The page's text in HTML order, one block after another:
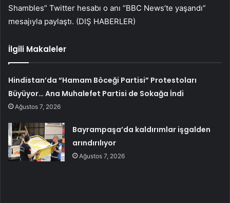
Shambles” Twitter hesabı o anı “BBC News’te yaşandı”
mesajıyla paylaştı. (DIŞ HABERLER)
İlgili Makaleler
Hindistan’da “Hamam Böceği Partisi” Protestoları
Büyüyor… Ana Muhalefet Partisi de Sokağa İndi
Ağustos 7, 2026
Bayrampaşa’da kaldırımlar işgalden
arındırılıyor
Ağustos 7, 2026